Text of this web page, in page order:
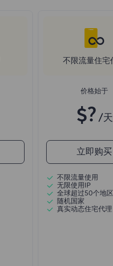
不限流量住宅
价格始于
$? /天
立即购买
不限流量使用
无限使用IP
全球超过50个地区
随机国家
真实动态住宅代理